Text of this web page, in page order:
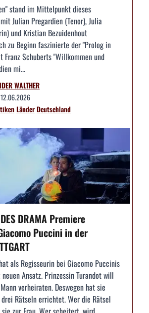
stand im Mittelpunkt dieses
Julian Pregardien (Tenor), Julia
und Kristian Bezuidenhout
zu Beginn faszinierte der "Prolog in
Franz Schuberts "Willkommen und
mi...
WALTHER
12.06.2026
LänderDeutschland
DRAMA Premiere
Puccini in der
als Regisseurin bei Giacomo Puccinis
Ansatz. Prinzessin Turandot will
verheiraten. Deswegen hat sie
Rätseln errichtet. Wer die Rätsel